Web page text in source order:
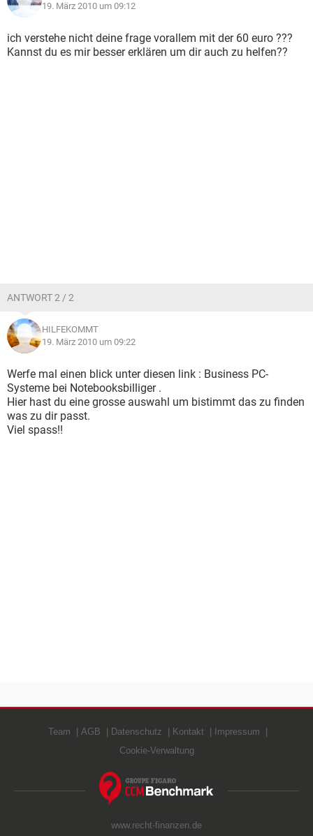
19. März 2010 um 09:12
ich verstehe nicht deine frage vorallem mit der 60 euro ???
Kannst du es mir besser erklären um dir auch zu helfen??
ANTWORT 2 / 2
HILFEKOMMT
19. März 2010 um 09:22
Werfe mal einen blick unter diesen link : Business PC-
Systeme bei Notebooksbilliger .
Hier hast du eine grosse auswahl um bistimmt das zu finden
was zu dir passt.
Viel spass!!
Team AGB Datenschutz Kontakt
Impressum
Cookie-Verwaltung
www.recht-finanzen.de